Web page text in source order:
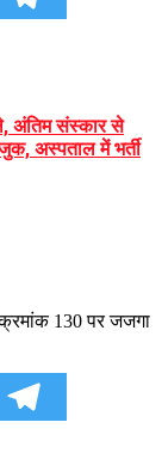
अंतिम संस्कार से
अस्पताल में भर्ती
क्रमांक 130 पर जजगा